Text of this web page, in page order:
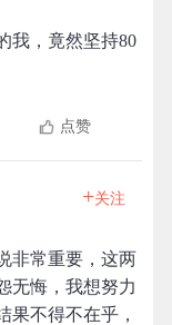
我，竟然坚持80
点赞
+关注
非常重要，这两
无悔，我想努力
果不得不在乎，